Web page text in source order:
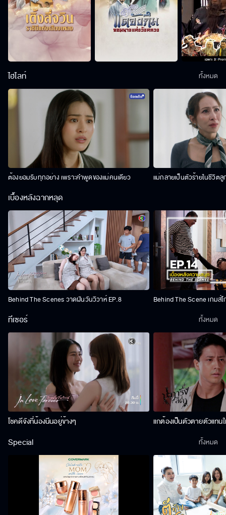
ไฮไลท์
ต้องยอมรับทุกอย่าง เพราะคำพูดของแม่คนเดียว แม่กลายเป็นตัวร้ายในชีวิตลู
ทั้งหมด
เบื้องหลังฉากหลุด
Behind The Scenes วาดฝันวันวิวาห์ EP.8 Behind The Scene เกมส์
ทีเซอร์
โชคดีจังที่น้องนีนอยู่ข้างๆ แกต้องเป็นตัวตายตัวแทน
ทั้งหมด
Special ทั้งหมด